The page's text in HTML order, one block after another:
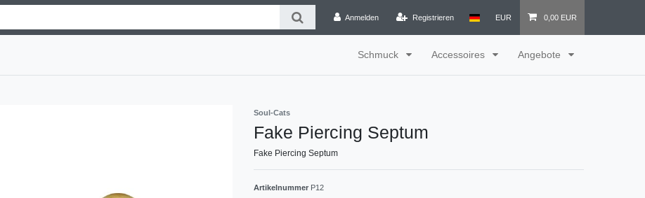
Anmelden Registrieren EUR 0,00 EUR
Schmuck Accessoires Angebote
Soul-Cats
Fake Piercing Septum
Fake Piercing Septum
Artikelnummer P12